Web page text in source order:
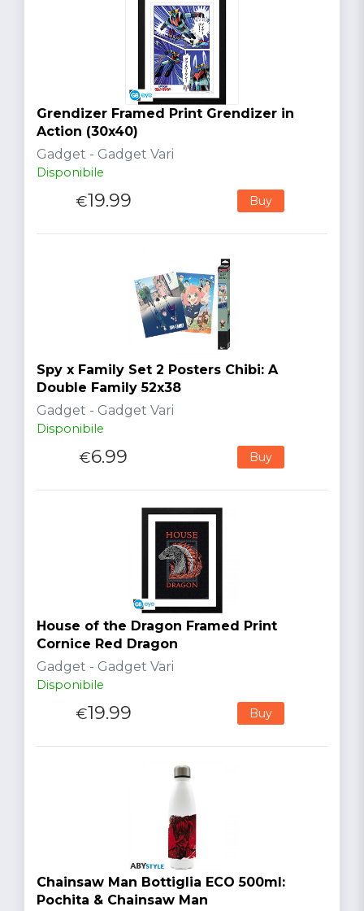
Grendizer Framed Print Grendizer in
Action (30x40)
Gadget - Gadget Vari
Disponibile
€19.99 Buy
Spy x Family Set 2 Posters Chibi: A
Double Family 52x38
Gadget - Gadget Vari
Disponibile
€6.99 Buy
House of the Dragon Framed Print
Cornice Red Dragon
Gadget - Gadget Vari
Disponibile
€19.99 Buy
Chainsaw Man Bottiglia ECO 500ml:
Pochita & Chainsaw Man